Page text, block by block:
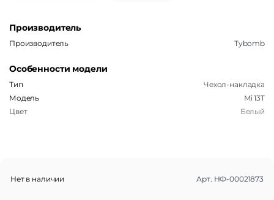
Производитель
Производитель Tybomb
Особенности модели
Тип
Чехол-накладка
Модель
Mi 13T
Цвет
Белый
Нет в наличии Арт. НФ-00021873